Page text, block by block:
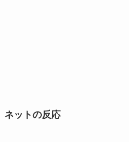
ネットの反応